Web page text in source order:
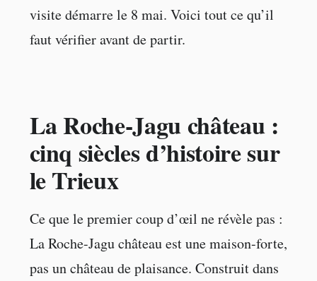
visite démarre le 8 mai. Voici tout ce qu’il
faut vérifier avant de partir.
La Roche-Jagu château :
cinq siècles d’histoire sur
le Trieux
Ce que le premier coup d’œil ne révèle pas :
La Roche-Jagu château est une maison-forte,
pas un château de plaisance. Construit dans